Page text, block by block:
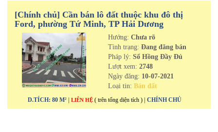
[Chính chủ] Cần bán lô đất thuộc khu đô thị
Ford, phường Tứ Minh, TP Hải Dương
Hướng: Chưa rõ
Tình trạng: Đang đăng bán
Pháp lý: Sổ Hồng Đầy Đủ
Lượt xem: 2748
Ngày đăng: 10-07-2021
Loại tin: Bán đất
D.TÍCH: 80 M² | LIÊN HỆ ( trên tổng diện tích ) | CHÍNH CHỦ